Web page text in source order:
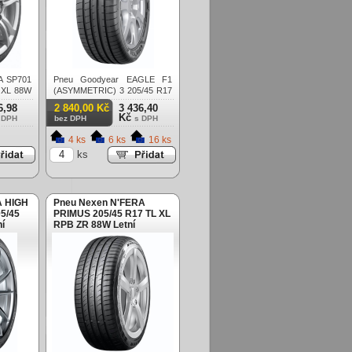
SP701
88W
Pneu Goodyear EAGLE F1
(ASYMMETRIC) 3 205/45 R17
TL XL FP EVR 88W Letní
2 840,00 Kč
bez DPH
3 436,40
Kč s DPH
4 ks 6 ks 16 ks
ks
HIGH
45
Pneu Nexen N'FERA
PRIMUS 205/45 R17 TL XL
RPB ZR 88W Letní